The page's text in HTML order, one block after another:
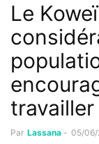
Le
travailler
Par Lassana - 05/06/